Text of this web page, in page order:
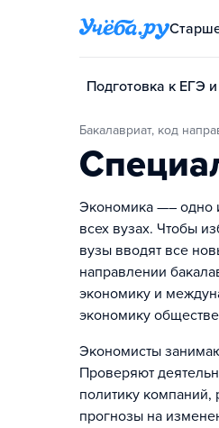
Подготовка к ЕГЭ
Бакалавриат, код
Экономика —– одно
всех вузах. Чтобы
вузы вводят все
направлении
экономику и
экономику
Экономисты
Проверяют
политику компаний,
прогнозы на